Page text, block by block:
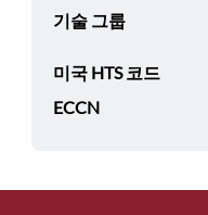
기술 그룹
미국 HTS 코드
ECCN